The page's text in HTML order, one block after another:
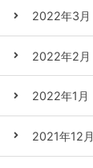
2022年3月
2022年2月
2022年1月
2021年12月